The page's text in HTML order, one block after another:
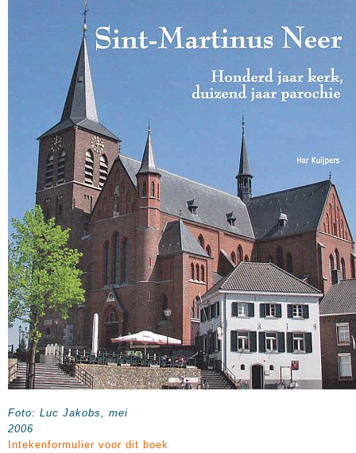
Foto: Luc Jakobs, mei
Intekenformulier voor dit boek